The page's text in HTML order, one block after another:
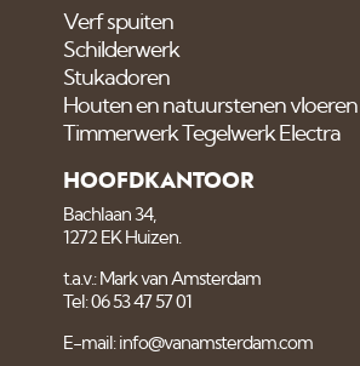
Verf spuiten
Schilderwerk
Stukadoren
Houten en natuurstenen vloeren
Timmerwerk Tegelwerk Electra
HOOFDKANTOOR
Bachlaan 34,
1272 EK Huizen.
t.a.v.: Mark van Amsterdam
Tel: 06 53 47 57 01
E-mail: info@vanamsterdam.com